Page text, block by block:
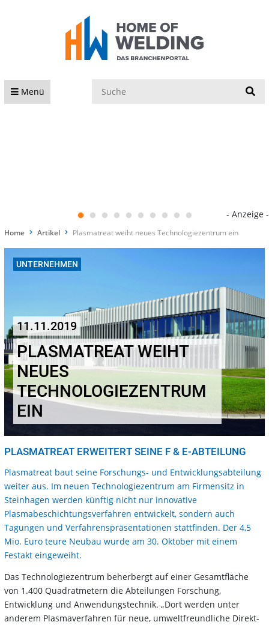
Menü
- Anzeige -
Home Artikel Plasmatreat weiht neues Technologiezentrum ein
UNTERNEHMEN
11.11.2019
PLASMATREAT WEIHT
NEUES
TECHNOLOGIEZENTRUM
EIN
PLASMATREAT ERWEITERT SEINE F & E-ABTEILUNG
Plasmatreat baut seine Forschungs- und Entwicklungsabteilung
weiter aus. Im neuen Technologiezentrum am Firmensitz in
Steinhagen werden künftig nicht nur innovative
Plasmabeschichtungsverfahren entwickelt, sondern auch
Tagungen und Verfahrenspräsentationen stattfinden. Der 4,5
Mio. Euro teure Neubau wurde am 30. Oktober mit einem
Festakt eingeweiht.
Das Technologiezentrum beherbergt auf einer Gesamtfläche
von 1.400 Quadratmetern die Abteilungen Forschung,
Entwicklung und Anwendungstechnik. „Dort werden unter
anderem Plasmaverfahren für neue, umweltfreundliche Direkt-